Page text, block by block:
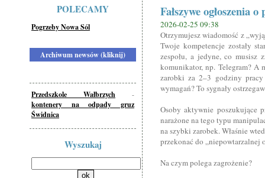
POLECAMY
Pogrzeby Nowa Sól
Archiwum newsów (kliknij)
Przedszkole Wałbrzych -
kontenery na odpady gruz
Świdnica
Wyszukaj
Fałszywe ogłoszenia
2026-02-25 09:38
Otrzymujesz wiadomość z
Twoje kompetencje zostały
zespołu, a jedyne, co musisz
komunikator, np. Telegram? A
zarobki za 2–3 godziny
wymagań? To sygnały
Osoby aktywnie poszukujące
narażone na tego typu
na szybki zarobek. Właśnie
przekonać do „niepowtarzalnej
Na czym polega zagrożenie?